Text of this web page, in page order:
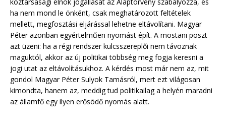
ha nem mond le önként, csak meghatározott feltételek
mellett, megfosztási eljárással lehetne eltávolítani. Magyar
Péter azonban egyértelműen nyomást épít. A mostani poszt
azt üzeni: ha a régi rendszer kulcsszereplői nem távoznak
maguktól, akkor az új politikai többség meg fogja keresni a
jogi utat az eltávolításukhoz. A kérdés most már nem az, mit
gondol Magyar Péter Sulyok Tamásról, mert ezt világosan
kimondta, hanem az, meddig tud politikailag a helyén maradni
az államfő egy ilyen erősödő nyomás alatt.